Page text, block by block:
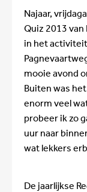
Najaar,
Quiz 2013 van
in het
mooie avond
Buiten was
enorm veel
probeer ik zo
uur naar
wat lekkers
De jaarlijkse